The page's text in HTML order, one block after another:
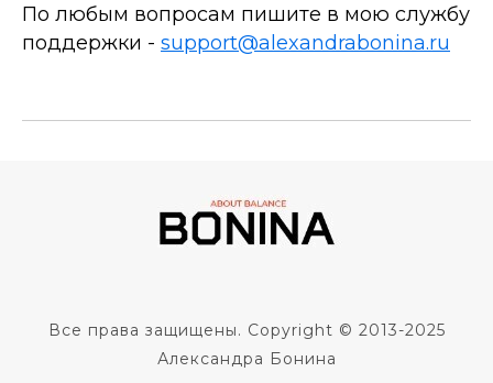
По любым вопросам пишите в мою службу
поддержки - support@alexandrabonina.ru
Все права защищены. Copyright © 2013-2025
Александра Бонина